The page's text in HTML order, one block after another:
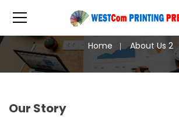
Home About Us 2
Our Story